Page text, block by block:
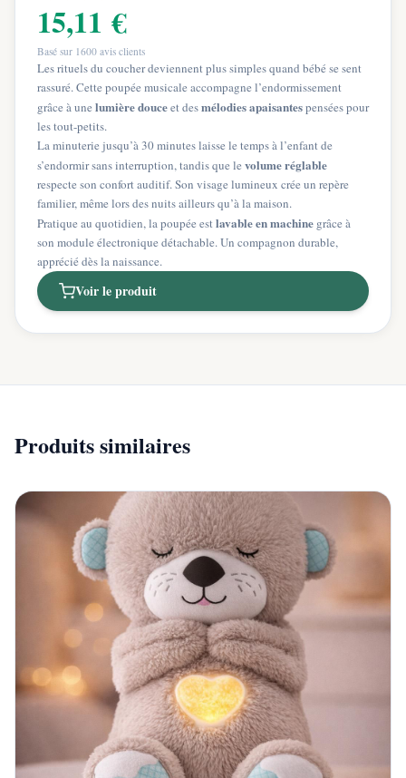
15,11 €
Basé sur 1600 avis clients
Les rituels du coucher deviennent plus simples quand bébé se sent
rassuré. Cette poupée musicale accompagne l’endormissement
grâce à une lumière douceet desmélodies apaisantespensées pour
les tout-petits.
La minuterie jusqu’à 30 minutes laisse le temps à l’enfant de
s’endormir sans interruption, tandis que le volume réglable
respecte son confort auditif. Son visage lumineux crée un repère
familier, même lors des nuits ailleurs qu’à la maison.
Pratique au quotidien, la poupée estlavable en machine grâce à
son module électronique détachable. Un compagnon durable,
apprécié dès la naissance.
Voir le produit
Produits similaires